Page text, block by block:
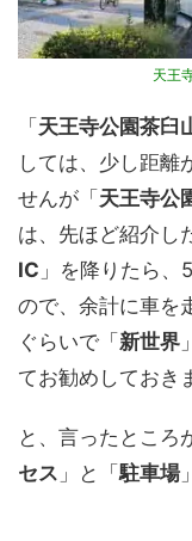
天王
「天王寺公園茶臼
しては、少し距離
せんが「天王寺公
は、先ほど紹介し
IC 」を降りたら
ので、余計に車を
ぐらいで「新世界
てお勧めしておき
と、言ったところ
セス 」と「駐車場